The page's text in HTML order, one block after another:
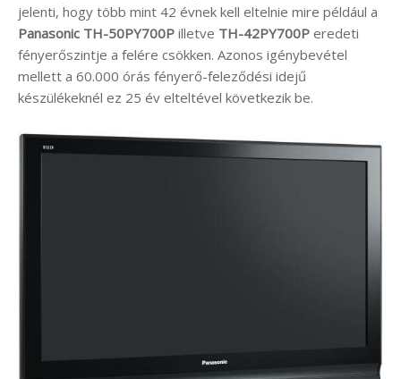
jelenti, hogy több mint 42 évnek kell eltelnie mire például a
Panasonic TH-50PY700P illetve TH-42PY700P eredeti
fényerőszintje a felére csökken. Azonos igénybevétel
mellett a 60.000 órás fényerő-feleződési idejű
készülékeknél ez 25 év elteltével következik be.